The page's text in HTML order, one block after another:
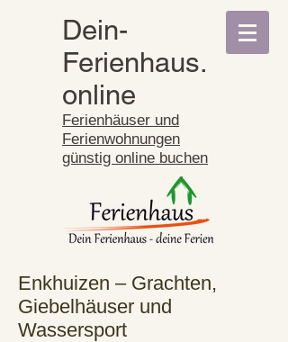
Dein-
Ferienhaus.
online
Ferienhäuser und
Ferienwohnungen
günstig online buchen
Enkhuizen – Grachten,
Giebelhäuser und
Wassersport